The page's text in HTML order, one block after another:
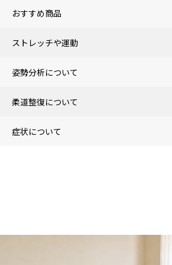
おすすめ商品
ストレッチや運動
姿勢分析について
柔道整復について
症状について